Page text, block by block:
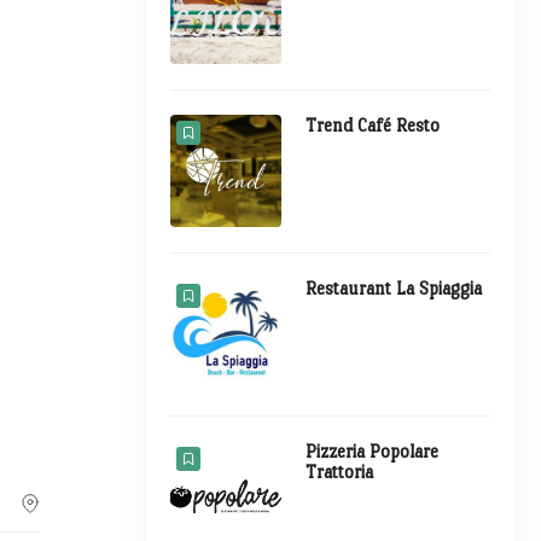
Trend Café Resto
Restaurant La Spiaggia
Pizzeria Popolare
Trattoria